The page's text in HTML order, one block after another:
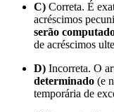
C) Correta. É
acréscimos
serão
de acréscimos
D) Incorreta. O
determinado (e
temporária de